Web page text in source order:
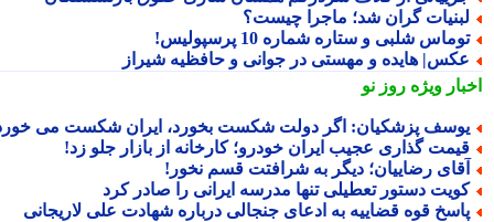
گران شد؛ ماجرا چیست؟
شلبی و ستاره شماره 10 پرسپولیس!
هایده و مهستی در جوانی و حافظیه شیراز
ویژهروز نو
پزشکیان: اگر دولت شکست بخورد، ایران شکست می خورد
گذاری عجیب ایران خودرو؛ کارخانه از بازار جلو زد!
رضاییان؛ دیگر به شرافتت قسم نخور!
دستور تعطیلی تنها مدرسه ایرانی را صادر کرد
قوه قضاییه به ادعای جنجالی درباره شهادت علی لاریجانی